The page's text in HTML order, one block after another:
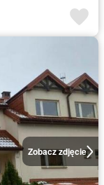
Zobacz zdjęcie